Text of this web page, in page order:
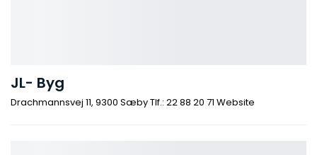
JL- Byg
Drachmannsvej 11, 9300 Sæby Tlf.: 22 88 20 71 Website